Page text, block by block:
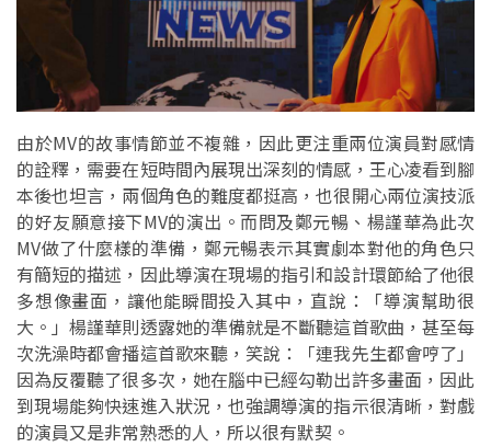
由於MV的故事情節並不複雜，因此更注重兩位演員對感情
的詮釋，需要在短時間內展現出深刻的情感，王心凌看到腳
本後也坦言，兩個角色的難度都挺高，也很開心兩位演技派
的好友願意接下MV的演出。而問及鄭元暢、楊謹華為此次
MV做了什麼樣的準備，鄭元暢表示其實劇本對他的角色只
有簡短的描述，因此導演在現場的指引和設計環節給了他很
多想像畫面，讓他能瞬間投入其中，直說：「導演幫助很
大。」楊謹華則透露她的準備就是不斷聽這首歌曲，甚至每
次洗澡時都會播這首歌來聽，笑說：「連我先生都會哼了」
因為反覆聽了很多次，她在腦中已經勾勒出許多畫面，因此
到現場能夠快速進入狀況，也強調導演的指示很清晰，對戲
的演員又是非常熟悉的人，所以很有默契。